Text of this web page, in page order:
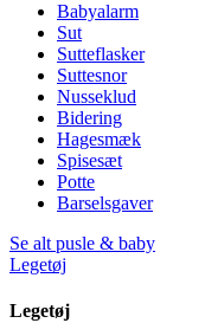
Babyalarm
Sut
Sutteflasker
Suttesnor
Nusseklud
Bidering
Hagesmæk
Spisesæt
Potte
Barselsgaver
Se alt pusle & baby
Legetøj
Legetøj